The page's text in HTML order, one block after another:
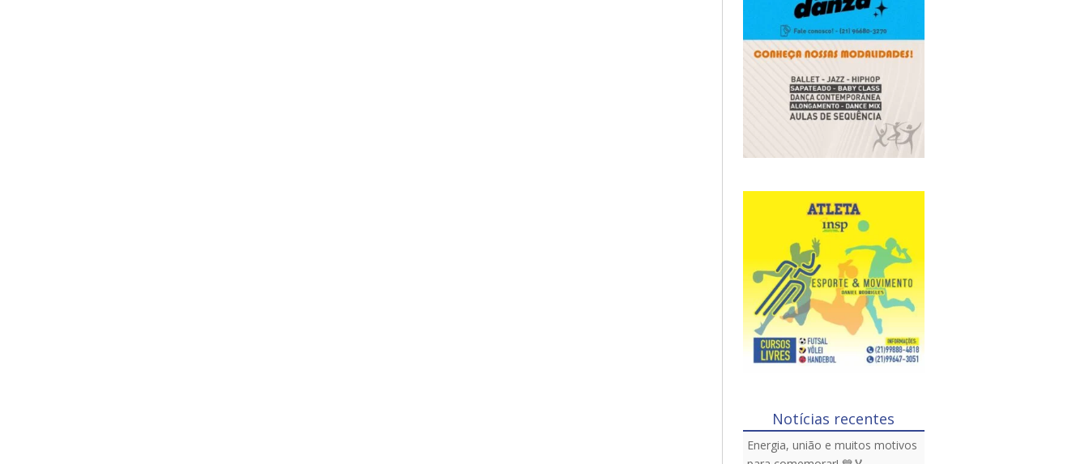
Notícias recentes
Energia, união e muitos motivos